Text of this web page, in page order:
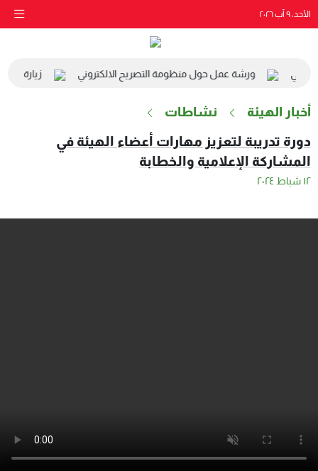
الأحد، ٩ آب ٢٠٢٦
ورشة عمل حول منظومة التصريح الالكتروني زيارة
أخبار الهيئة نشاطات
دورة تدريبة لتعزيز مهارات أعضاء الهيئة في
المشاركة الإعلامية والخطابة
١٢ شباط ٢٠٢٤